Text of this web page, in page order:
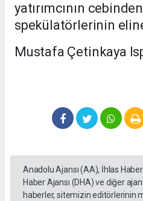
yatırımcının
spekülatörlerinin
Mustafa Çetinkaya
Anadolu Ajansı (AA), İhlas
Haber Ajansı (DHA) ve diğer
haberler, sitemizin editörlerinin